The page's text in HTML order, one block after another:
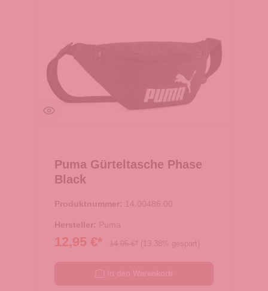
Puma Gürteltasche Phase
Black
Produktnummer: 14.00486.00
Hersteller: Puma
12,95 €* 14,95 €* (13.38% gespart)